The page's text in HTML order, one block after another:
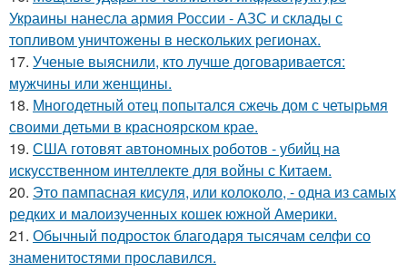
Украины нанесла армия России - АЗС и склады с
топливом уничтожены в нескольких регионах.
17. Ученые выяснили, кто лучше договаривается:
мужчины или женщины.
18. Многодетный отец попытался сжечь дом с четырьмя
своими детьми в красноярском крае.
19. США готовят автономных роботов - убийц на
искусственном интеллекте для войны с Китаем.
20. Это пампасная кисуля, или колоколо, - одна из самых
редких и малоизученных кошек южной Америки.
21. Обычный подросток благодаря тысячам селфи со
знаменитостями прославился.